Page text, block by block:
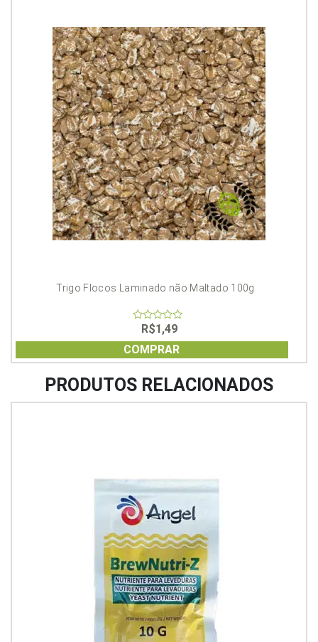
Trigo Flocos Laminado não Maltado 100g
of
5
R$1,49
COMPRAR
PRODUTOS RELACIONADOS